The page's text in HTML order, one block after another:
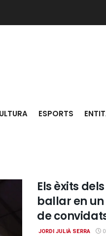
ESPORTS
Els èxits
ballar en
de
JORDI JULIÀ SERRA